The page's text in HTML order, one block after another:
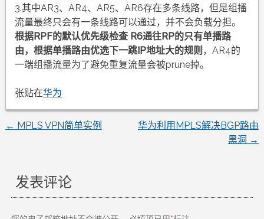
3.其中AR3、AR4、AR5、AR6存在多条线路，但是组播
流量最终只会有一条线路可以通过，并不会负载分担。
根据RPF的默认优先级检查 R6通往RP的只有单播路
由，根据单播路由优选下一跳IP地址大的规则 ，AR4的
一端组播流量为了避免重复流量会被prune掉。
张贴在华为
文
导
← MPLS VPN简单实例
华为利用MPLS解决BGP路由
黑洞 →
发表评论